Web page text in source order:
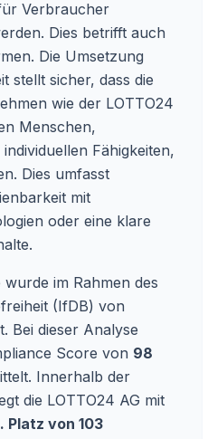
Verbraucher
Dies betrifft auch
Die Umsetzung
stellt sicher, dass die
wie der LOTTO24
Menschen,
Fähigkeiten,
Dies umfasst
mit
oder eine klare
wurde im Rahmen des
(IfDB) von
Bei dieser Analyse
Score von 98
Innerhalb der
die LOTTO24 AG mit
Platz von 103